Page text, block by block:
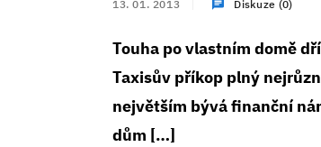
13. 01. 2013 Diskuze (0)
Touha po vlastním domě
Taxisův příkop plný
největším bývá finanční
dům […]